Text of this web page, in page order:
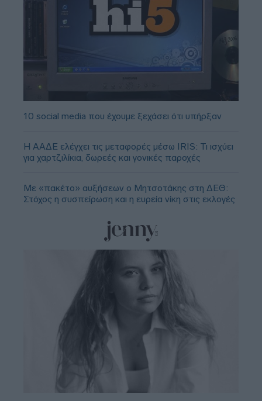
10 social media που έχουμε ξεχάσει ότι υπήρξαν
Η ΑΑΔΕ ελέγχει τις μεταφορές μέσω IRIS: Τι ισχύει
για χαρτζιλίκια, δωρεές και γονικές παροχές
Με «πακέτο» αυξήσεων ο Μητσοτάκης στη ΔΕΘ:
Στόχος η συσπείρωση και η ευρεία νίκη στις εκλογές